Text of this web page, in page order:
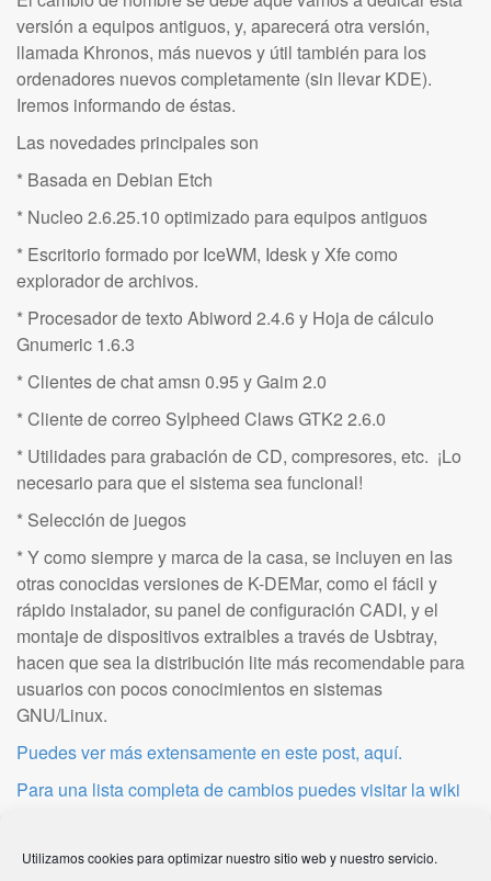
Utilizamos cookies para optimizar nuestro sitio web y nuestro servicio.
versión a equipos antiguos, y, aparecerá otra versión,
llamada Khronos, más nuevos y útil también para los
ordenadores nuevos completamente (sin llevar KDE).
Iremos informando de éstas.
Las novedades principales son
* Basada en Debian Etch
* Nucleo 2.6.25.10 optimizado para equipos antiguos
* Escritorio formado por IceWM, Idesk y Xfe como
explorador de archivos.
* Procesador de texto Abiword 2.4.6 y Hoja de cálculo
Gnumeric 1.6.3
* Clientes de chat amsn 0.95 y Gaim 2.0
* Cliente de correo Sylpheed Claws GTK2 2.6.0
* Utilidades para grabación de CD, compresores, etc. ¡Lo
necesario para que el sistema sea funcional!
* Selección de juegos
* Y como siempre y marca de la casa, se incluyen en las
otras conocidas versiones de K-DEMar, como el fácil y
rápido instalador, su panel de configuración CADI, y el
montaje de dispositivos extraibles a través de Usbtray,
hacen que sea la distribución lite más recomendable para
usuarios con pocos conocimientos en sistemas
GNU/Linux.
Puedes ver más extensamente en este post, aquí.
Para una lista completa de cambios puedes visitar la wiki
Pudes descargar Khronos Lite 0.8 aquí